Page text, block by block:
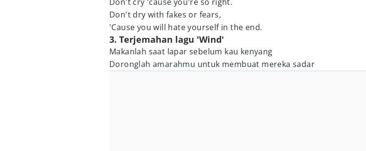
Don't dry with fakes or fears,
'Cause you will hate yourself in the end.
3. Terjemahan lagu 'Wind'
Makanlah saat lapar sebelum kau kenyang
Doronglah amarahmu untuk membuat mereka sadar